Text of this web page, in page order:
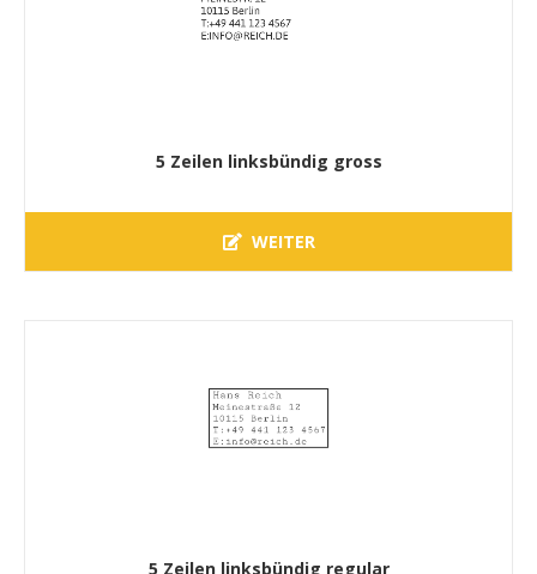
5 Zeilen linksbündig gross
WEITER
5 Zeilen linksbündig regular